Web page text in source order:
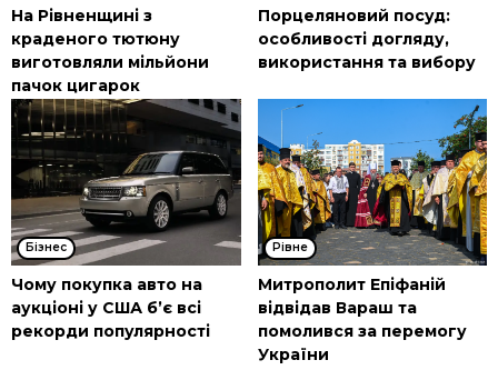
На Рівненщині з
краденого тютюну
виготовляли мільйони
пачок цигарок
Порцеляновий посуд:
особливості догляду,
використання та вибору
Бізнес
Чому покупка авто на
аукціоні у США б’є всі
рекорди популярності
Рівне
Митрополит Епіфаній
відвідав Вараш та
помолився за перемогу
України